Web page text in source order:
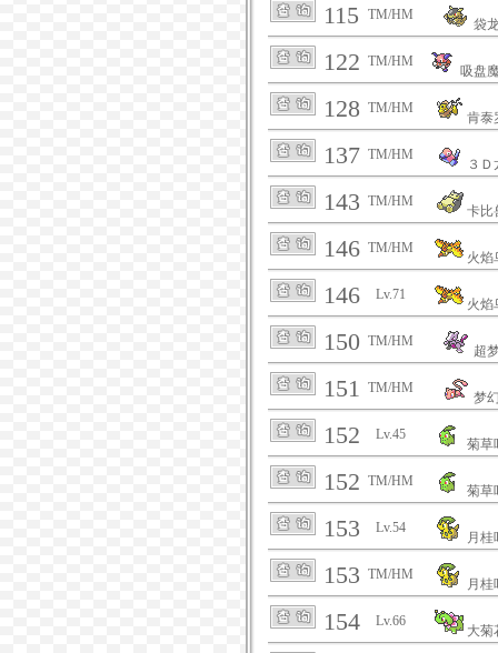
115 TM/HM
袋
122 TM/HM
吸盘
128 TM/HM
肯泰
137 TM/HM
３Ｄ
143 TM/HM
卡比
146 TM/HM
火焰
146 Lv.71
火焰
150 TM/HM
超
151 TM/HM
梦
152 Lv.45
菊草
152 TM/HM
菊草
153 Lv.54
月桂
153 TM/HM
月桂
154 Lv.66
大菊